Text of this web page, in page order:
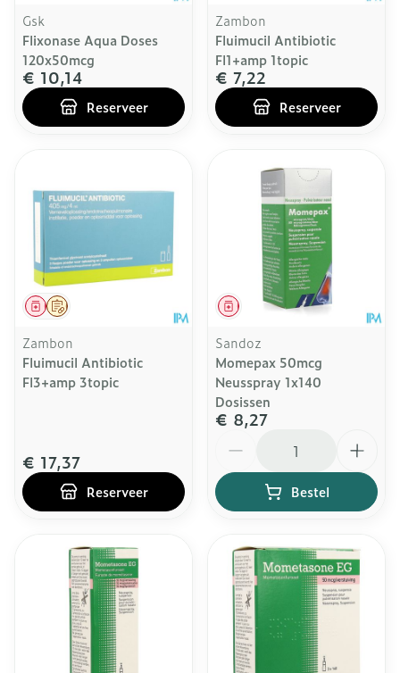
Gsk
Flixonase Aqua Doses
120x50mcg
€ 10,14
Reserveer
Zambon
Fluimucil Antibiotic
Fl1+amp 1topic
€ 7,22
Reserveer
Op voorschrift
Geneesmiddel
Zambon
Fluimucil Antibiotic
Fl3+amp 3topic
€ 17,37
Reserveer
Geneesmiddel
Sandoz
Momepax 50mcg
Neusspray 1x140
Dosissen
€ 8,27
Bestel